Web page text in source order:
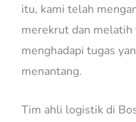
itu, kami telah
merekrut dan
menghadapi tugas
menantang.
Tim ahli logistik di